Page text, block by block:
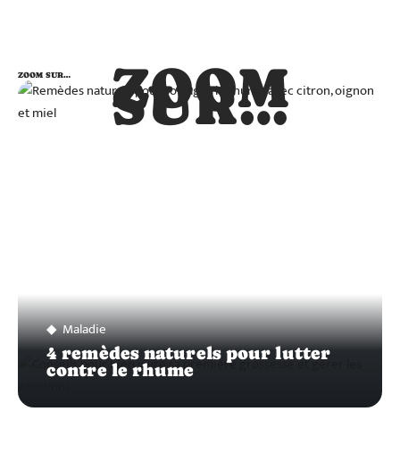
ZOOM
SUR…
ZOOM SUR…
Maladie
4 remèdes naturels pour lutter
contre le rhume